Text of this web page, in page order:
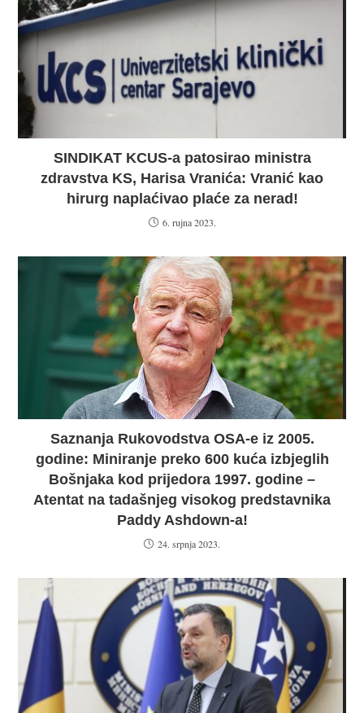
SINDIKAT KCUS-a patosirao ministra
zdravstva KS, Harisa Vranića: Vranić kao
hirurg naplaćivao plaće za nerad!
6. rujna 2023.
Saznanja Rukovodstva OSA-e iz 2005.
godine: Miniranje preko 600 kuća izbjeglih
Bošnjaka kod prijedora 1997. godine –
Atentat na tadašnjeg visokog predstavnika
Paddy Ashdown-a!
24. srpnja 2023.